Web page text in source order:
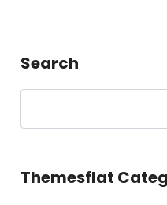
Search
Themesflat